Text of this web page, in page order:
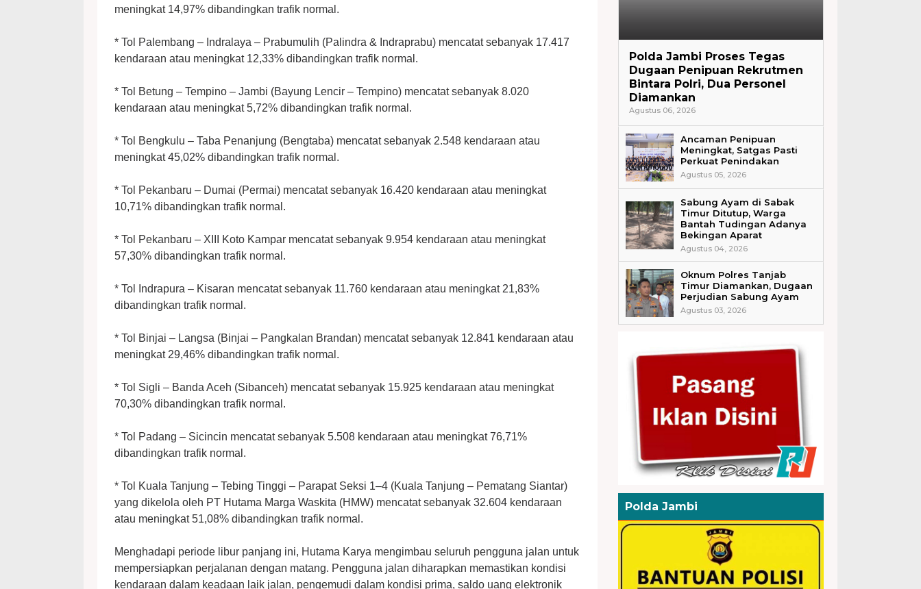
meningkat 14,97% dibandingkan trafik normal.
* Tol Palembang – Indralaya – Prabumulih (Palindra & Indraprabu) mencatat sebanyak 17.417
kendaraan atau meningkat 12,33% dibandingkan trafik normal.
* Tol Betung – Tempino – Jambi (Bayung Lencir – Tempino) mencatat sebanyak 8.020
kendaraan atau meningkat 5,72% dibandingkan trafik normal.
* Tol Bengkulu – Taba Penanjung (Bengtaba) mencatat sebanyak 2.548 kendaraan atau
meningkat 45,02% dibandingkan trafik normal.
* Tol Pekanbaru – Dumai (Permai) mencatat sebanyak 16.420 kendaraan atau meningkat
10,71% dibandingkan trafik normal.
* Tol Pekanbaru – XIII Koto Kampar mencatat sebanyak 9.954 kendaraan atau meningkat
57,30% dibandingkan trafik normal.
* Tol Indrapura – Kisaran mencatat sebanyak 11.760 kendaraan atau meningkat 21,83%
dibandingkan trafik normal.
* Tol Binjai – Langsa (Binjai – Pangkalan Brandan) mencatat sebanyak 12.841 kendaraan atau
meningkat 29,46% dibandingkan trafik normal.
* Tol Sigli – Banda Aceh (Sibanceh) mencatat sebanyak 15.925 kendaraan atau meningkat
70,30% dibandingkan trafik normal.
* Tol Padang – Sicincin mencatat sebanyak 5.508 kendaraan atau meningkat 76,71%
dibandingkan trafik normal.
* Tol Kuala Tanjung – Tebing Tinggi – Parapat Seksi 1–4 (Kuala Tanjung – Pematang Siantar)
yang dikelola oleh PT Hutama Marga Waskita (HMW) mencatat sebanyak 32.604 kendaraan
atau meningkat 51,08% dibandingkan trafik normal.
Menghadapi periode libur panjang ini, Hutama Karya mengimbau seluruh pengguna jalan untuk
mempersiapkan perjalanan dengan matang. Pengguna jalan diharapkan memastikan kondisi
kendaraan dalam keadaan laik jalan, pengemudi dalam kondisi prima, saldo uang elektronik
Polda Jambi Proses Tegas
Dugaan Penipuan Rekrutmen
Bintara Polri, Dua Personel
Diamankan
Agustus 06, 2026
Ancaman Penipuan
Meningkat, Satgas Pasti
Perkuat Penindakan
Agustus 05, 2026
Sabung Ayam di Sabak
Timur Ditutup, Warga
Bantah Tudingan Adanya
Bekingan Aparat
Agustus 04, 2026
Oknum Polres Tanjab
Timur Diamankan, Dugaan
Perjudian Sabung Ayam
Agustus 03, 2026
Polda Jambi